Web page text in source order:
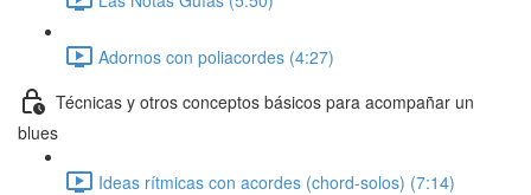
Adornos con poliacordes (4:27)
Técnicas y otros conceptos básicos para acompañar un
blues
Ideas rítmicas con acordes (chord-solos) (7:14)